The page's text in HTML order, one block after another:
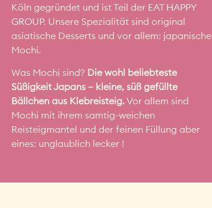
Köln gegründet und ist Teil der EAT HAPPY
GROUP. Unsere Spezialität sind original
asiatische Desserts und vor allem: japanische
Mochi.
Was Mochi sind? Die wohl beliebteste
Süßigkeit Japans – kleine, süß gefüllte
Bällchen aus Klebreisteig.Vor allem sind
Mochi mit ihrem samtig-weichen
Reisteigmantel und der feinen Füllung aber
eines: unglaublich lecker !